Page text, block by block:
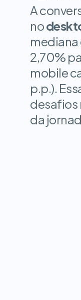
A
no
2,70%
mobile
p.p.).
desafios
da